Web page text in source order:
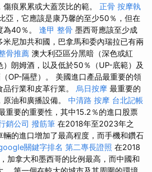
痕累累或大蓋茨比的範。 正骨 按摩執
亞，它應該是康乃馨的至少50％，但在
為40％。 逢甲 整骨 墨西哥應該至少成
米尼加共和國，巴拿馬和委內瑞拉已有兩
骨推薦 澳大利亞區分黑暗（深色或紅
）朗姆酒，以及低於50％（UP-底範）及
OP-隔壁）。 美國進口產品最重要的領
行業和皮革行業。 烏日按摩 最重要的
油和廣播設備。 中清路 按摩 台北記帳
重要的重要性，其中15.2％的進口股票
銷公司 撥筋筆 在2018年至2023年之
輛的進口增加了最高程度，而手機和鑽石
關鍵字排名 第二專長證照 在2018
加拿大和墨西哥的比例最高，而中國和